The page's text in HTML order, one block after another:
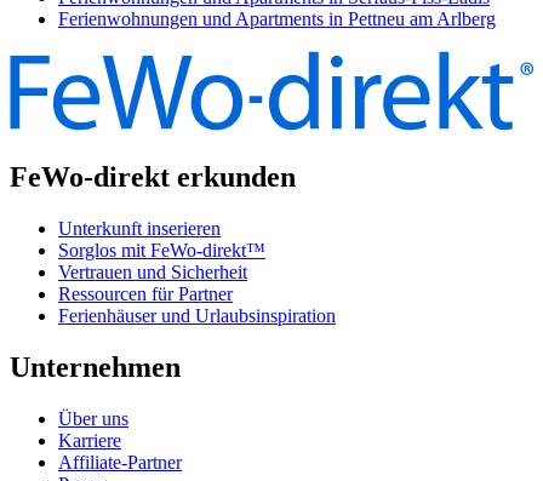
Ferienwohnungen und Apartments in Pettneu am Arlberg
FeWo-direkt erkunden
Unterkunft inserieren
Sorglos mit FeWo-direkt™
Vertrauen und Sicherheit
Ressourcen für Partner
Ferienhäuser und Urlaubsinspiration
Unternehmen
Über uns
Karriere
Affiliate-Partner